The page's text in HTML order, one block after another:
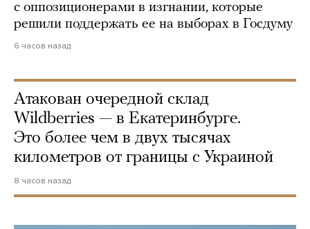
с оппозиционерами в изгнании, которые
решили поддержать ее на выборах в Госдуму
6 часов назад
Атакован очередной склад
Wildberries — в Екатеринбурге.
Это более чем в двух тысячах
километров от границы с Украиной
8 часов назад